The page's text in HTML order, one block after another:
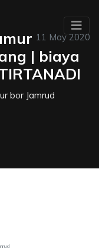
11 May 2020
| biaya
bor Jamrud